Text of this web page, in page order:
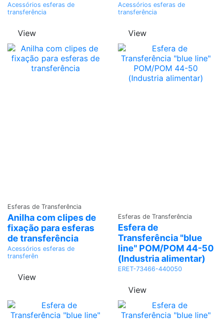
Acessórios esferas de
transferência
View
Acessórios esferas de
transferência
View
Esferas de Transferência
Anilha com clipes de
fixação para esferas
de transferência
Acessórios esferas de
transferên
View
Esferas de Transferência
Esfera de
Transferência "blue
line" POM/POM 44-50
(Industria alimentar)
ERET-73466-440050
View